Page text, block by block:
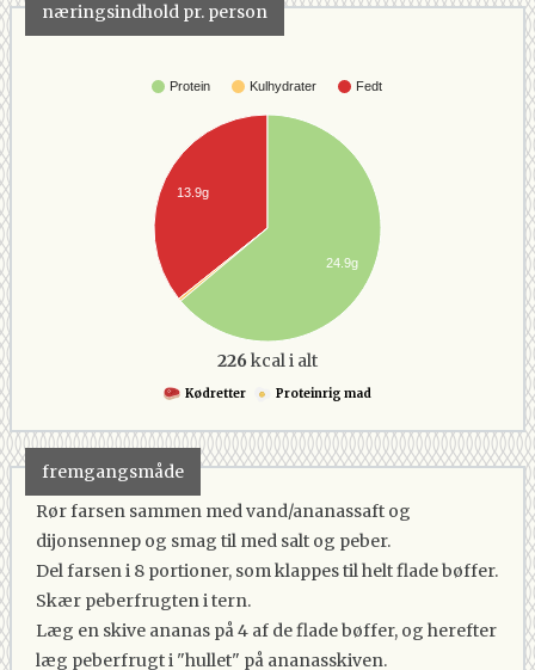
næringsindhold pr. person
Protein Kulhydrater Fedt
13.9g
24.9g
226 kcal i alt
Kødretter Proteinrig mad
fremgangsmåde
Rør farsen sammen med vand/ananassaft og
dijonsennep og smag til med salt og peber.
Del farsen i 8 portioner, som klappes til helt flade bøffer.
Skær peberfrugten i tern.
Læg en skive ananas på 4 af de flade bøffer, og herefter
læg peberfrugt i "hullet" på ananasskiven.